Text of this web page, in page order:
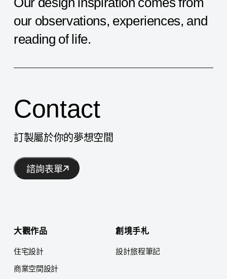
美
Loft
ourobservations, experiences, and
readingoflife.
Contact
訂製屬於你的夢想空間
諮詢表單
大觀作品
住宅設計
商業空間設計
創境手札
設計旅程筆記